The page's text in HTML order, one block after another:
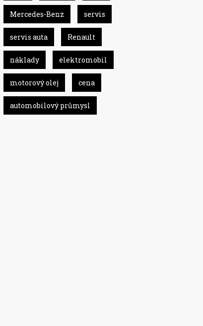
Mercedes-Benz servis
servis auta Renault
náklady elektromobil
motorový olej cena
automobilový průmysl